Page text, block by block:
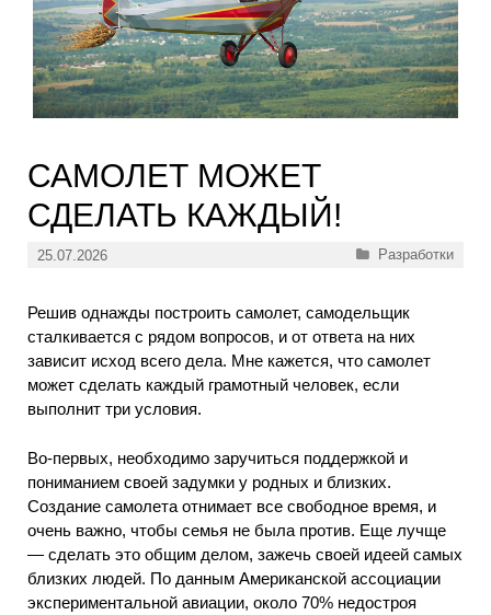
САМОЛЕТ МОЖЕТ
СДЕЛАТЬ КАЖДЫЙ!
25.07.2026 Рубрики
Разработки
Решив однажды построить самолет, самодельщик
сталкивается с рядом вопросов, и от ответа на них
зависит исход всего дела. Мне кажется, что самолет
может сделать каждый грамотный человек, если
выполнит три условия.
Во-первых, необходимо заручиться поддержкой и
пониманием своей задумки у родных и близких.
Создание самолета отнимает все свободное время, и
очень важно, чтобы семья не была против. Еще лучще
— сделать это общим делом, зажечь своей идеей самых
близких людей. По данным Американской ассоциации
экспериментальной авиации, около 70% недостроя